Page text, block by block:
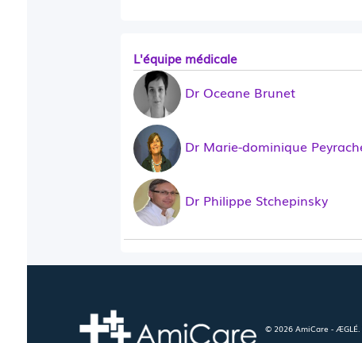
L'équipe médicale
Dr Oceane Brunet
Dr Marie-dominique
Dr Philippe Stchepinsky
© 2026 AmiCare -